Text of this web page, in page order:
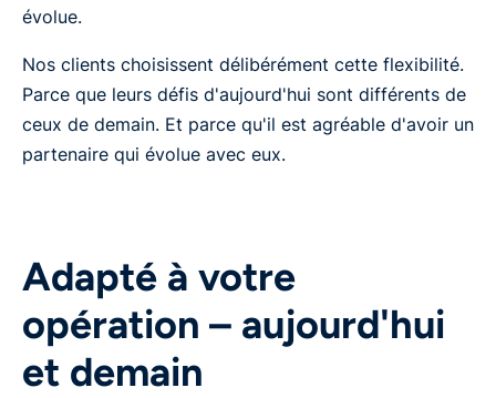
évolue.
Nos clients choisissent délibérément cette flexibilité.
Parce que leurs défis d'aujourd'hui sont différents de
ceux de demain. Et parce qu'il est agréable d'avoir un
partenaire qui évolue avec eux.
Adapté à votre
opération – aujourd'hui
et demain